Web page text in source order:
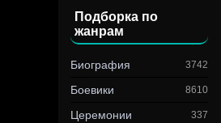
Подборка по
жанрам
Биография 3742
Боевики 8610
Церемонии 337